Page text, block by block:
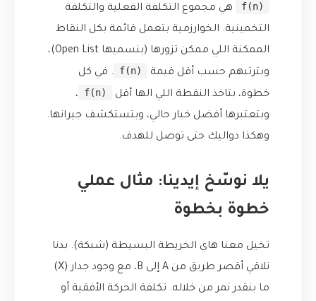
f(n)
هي مجموع التكلفة الفعلية والتكلفة
التخمينية. الخوارزمية بتعمل قائمة بكل النقاط
الممكنة اللي ممكن تزورها (بنسميها Open List)،
وبترتبهم حسب أقل قيمة
f(n)
. في كل
خطوة، بتاخذ النقطة اللي الها أقل
f(n)
،
وبتعتبرها أفضل خيار حالي، وبتستكشف جيرانها.
وهكذا دواليك حتى توصل للهدف.
يلا نوسّخ إيدينا: مثال عملي
خطوة بخطوة
تخيل معنا هاي الخريطة البسيطة (شبكة). بدنا
نلاقي أقصر طريق من A إلى B، مع وجود جدار (X)
ما بنقدر نمر من خلاله. تكلفة الحركة الأفقية أو